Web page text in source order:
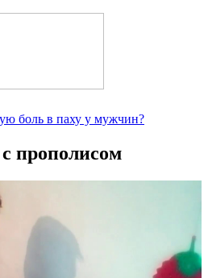
боль в паху у мужчин?
прополисом